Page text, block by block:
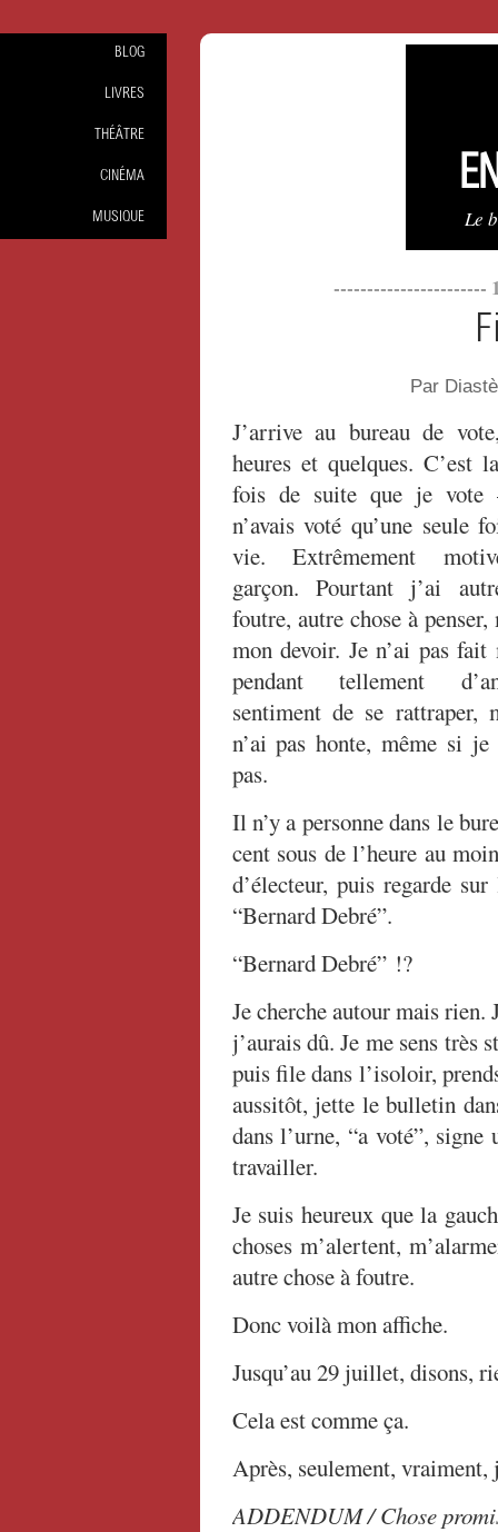
Le
-----------------------
Par
J’arrive au bureau de
heures et quelques. C’est
fois de suite que je
n’avais voté qu’une seule
vie. Extrêmement
garçon. Pourtant j’ai
foutre, autre chose à
mon devoir. Je n’ai pas fait
pendant tellement
sentiment de se rattraper,
n’ai pas honte, même si je
pas.
Il n’y a personne dans le
cent sous de l’heure au
d’électeur, puis regarde
“Bernard Debré”.
“Bernard Debré” !?
Je cherche autour mais rien.
j’aurais dû. Je me sens très
puis file dans l’isoloir,
aussitôt, jette le bulletin
dans l’urne, “a voté”,
travailler.
Je suis heureux que la
choses m’alertent,
autre chose à foutre.
Donc voilà mon affiche.
Jusqu’au 29 juillet, disons,
Cela est comme ça.
Après, seulement,
ADDENDUM / Chose
BLOG
LIVRES
THÉÂTRE
CINÉMA
MUSIQUE